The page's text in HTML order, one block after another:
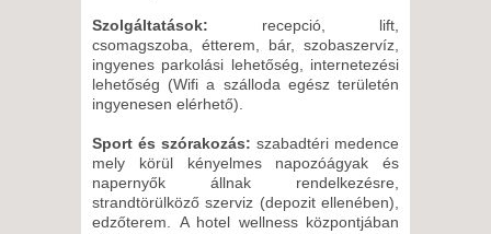
PÉNTEK -
8 NAP / 7 ÉJSZAKA
2026. SZEPTEMBER 20.,
8 NAP / 7 ÉJSZAKA
2026. SZEPTEMBER 20.,
VASÁRNAP -
Szolgáltatások: recepció, lift,
csomagszoba, étterem, bár, szobaszervíz,
ingyenes parkolási lehetőség, internetezési
lehetőség (Wifi a szálloda egész területén
ingyenesen elérhető).
Sport és szórakozás: szabadtéri medence
mely körül kényelmes napozóágyak és
napernyők állnak rendelkezésre,
strandtörülköző szerviz (depozit ellenében),
edzőterem. A hotel wellness központjában